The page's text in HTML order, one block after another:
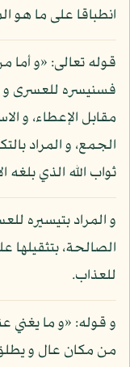
انطباقا على ما هو
قوله تعالى: «و
فسنيسره للعسرى و
مقابل الإعطاء، و
الجمع، و المراد
ثواب الله الذي بلغه
و المراد بتيسيره
الصالحة، بتثقيلها
للعذاب.
و قوله: «و ما يغني
من مكان عال و